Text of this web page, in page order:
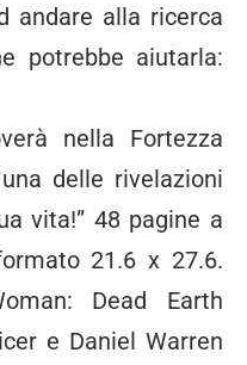
andare alla ricerca
potrebbe aiutarla:
nella Fortezza
delle rivelazioni
vita!” 48 pagine a
21.6 x 27.6.
Dead Earth
e Daniel Warren